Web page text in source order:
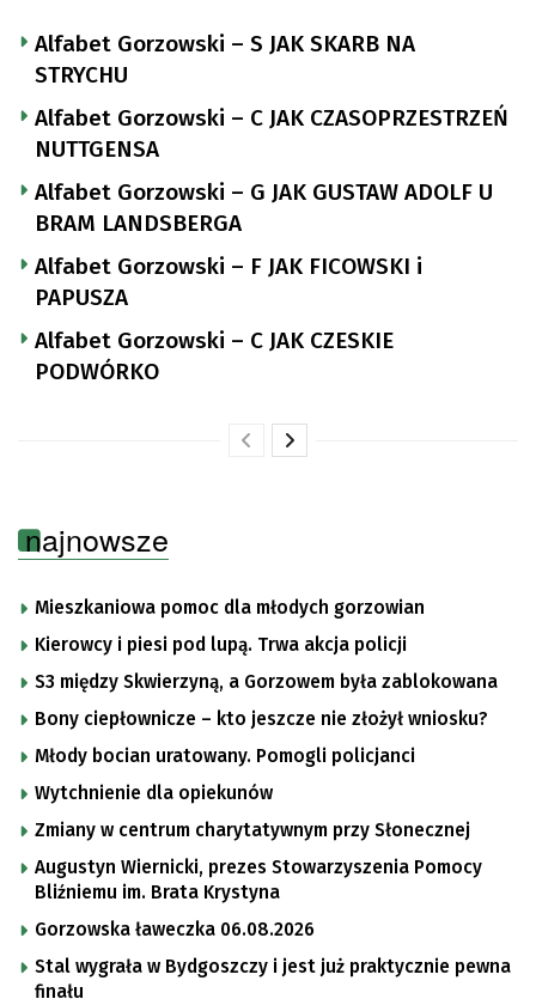
Alfabet Gorzowski – S JAK SKARB NA
STRYCHU
Alfabet Gorzowski – C JAK CZASOPRZESTRZEŃ
NUTTGENSA
Alfabet Gorzowski – G JAK GUSTAW ADOLF U
BRAM LANDSBERGA
Alfabet Gorzowski – F JAK FICOWSKI i
PAPUSZA
Alfabet Gorzowski – C JAK CZESKIE
PODWÓRKO
najnowsze
Mieszkaniowa pomoc dla młodych gorzowian
Kierowcy i piesi pod lupą. Trwa akcja policji
S3 między Skwierzyną, a Gorzowem była zablokowana
Bony ciepłownicze – kto jeszcze nie złożył wniosku?
Młody bocian uratowany. Pomogli policjanci
Wytchnienie dla opiekunów
Zmiany w centrum charytatywnym przy Słonecznej
Augustyn Wiernicki, prezes Stowarzyszenia Pomocy
Bliźniemu im. Brata Krystyna
Gorzowska ławeczka 06.08.2026
Stal wygrała w Bydgoszczy i jest już praktycznie pewna
finału